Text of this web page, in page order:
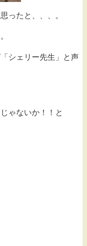
ったと、、、。
シェリー先生」と声
ゃないか！！と